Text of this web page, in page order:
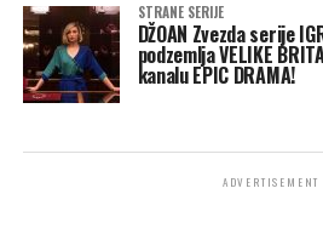
STRANE SERIJE
DŽOAN Zvezda serije
podzemlja VELIKE
kanalu EPIC DRAMA!
ADVERTISEMENT